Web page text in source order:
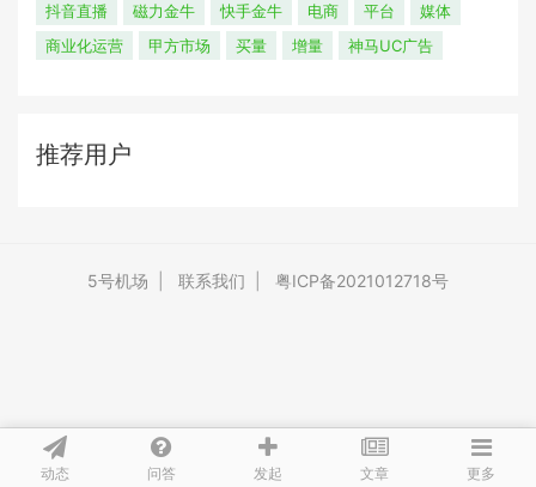
动态 问答 发起 文章 更多
抖音直播
磁力金牛 快手金牛 电商 平台
媒体
商业化运营
甲方市场 买量 增量 神马UC广告
推荐用户
5号机场 联系我们 粤ICP备2021012718号